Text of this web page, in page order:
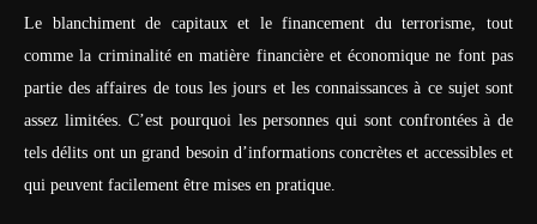
Le blanchiment de capitaux et le financement du terrorisme, tout
comme la criminalité en matière financière et économique ne font pas
partie des affaires de tous les jours et les connaissances à ce sujet sont
assez limitées. C’est pourquoi les personnes qui sont confrontées à de
tels délits ont un grand besoin d’informations concrètes et accessibles et
qui peuvent facilement être mises en pratique.